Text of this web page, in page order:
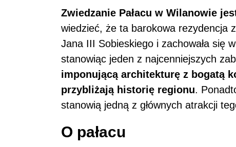
Zwiedzanie Pałacu w Wilanowie
wiedzieć, że ta barokowa rezydencja
Jana III Sobieskiego i zachowała się
stanowiąc jeden z najcenniejszych
imponującą architekturę z bogatą
przybliżają historię regionu.
stanowią jedną z głównych atrakcji
O pałacu